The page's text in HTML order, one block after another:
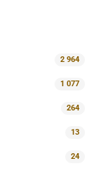
2 964
1 077
264
13
24